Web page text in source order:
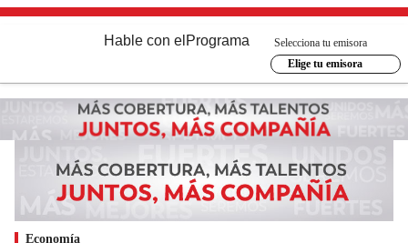
Hable con el Programa
Selecciona tu emisora
Elige tu emisora
Economía